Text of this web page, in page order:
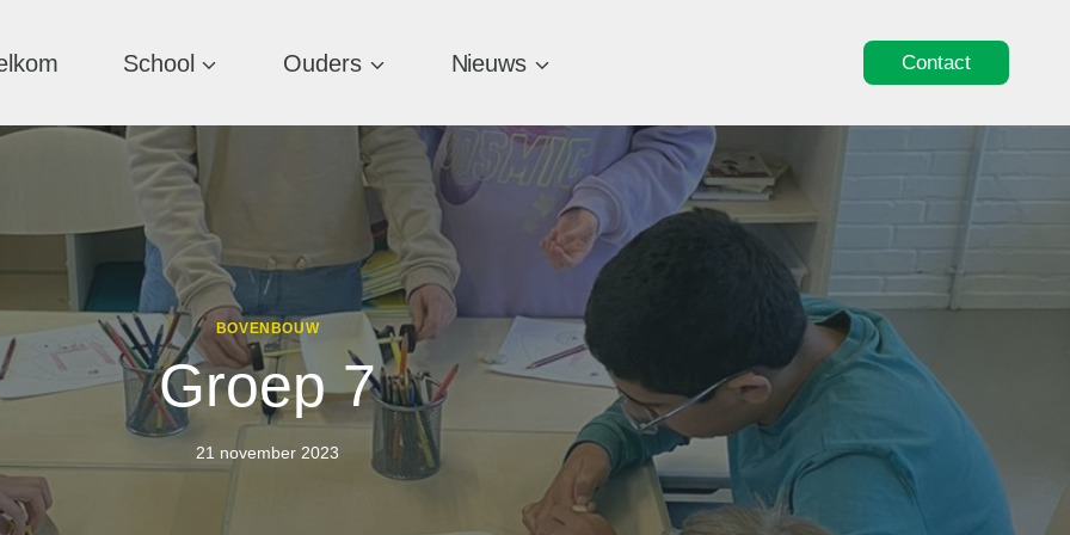
School Ouders Nieuws Contact
BOVENBOUW
Groep 7
21 november 2023